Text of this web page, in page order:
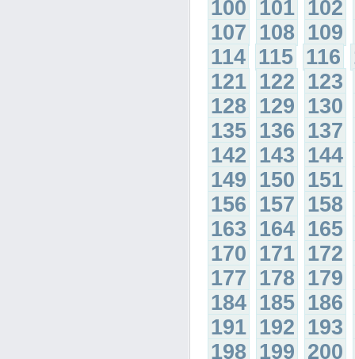
100 101 102
107 108 109
114 115 116
121 122 123
128 129 130
135 136 137
142 143 144
149 150 151
156 157 158
163 164 165
170 171 172
177 178 179
184 185 186
191 192 193
198 199 200